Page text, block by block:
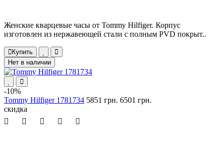
Женские кварцевые часы от Tommy Hilfiger. Корпус
изготовлен из нержавеющей стали с полным PVD покрыт..
Купить
Нет в наличии
-10%
Tommy Hilfiger 1781734 5851 грн. 6501 грн.
скидка